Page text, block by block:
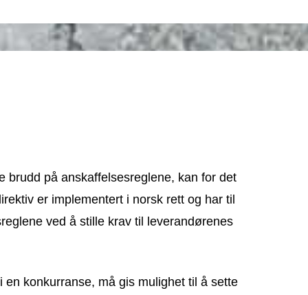
brudd på anskaffelsesreglene, kan for det
er implementert i norsk rett og har til
ved å stille krav til leverandørenes
konkurranse, må gis mulighet til å sette